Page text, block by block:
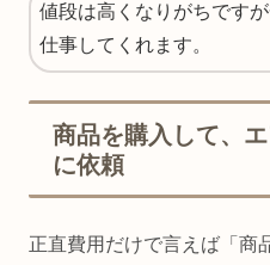
値段は高くなりがちです
仕事してくれます。
商品を購入して、
に依頼
正直費用だけで言えば「商